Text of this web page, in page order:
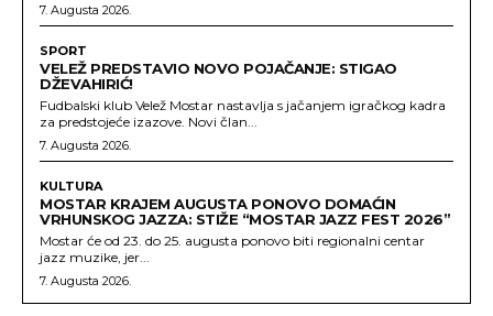
7. Augusta 2026.
SPORT
VELEŽ PREDSTAVIO NOVO POJAČANJE: STIGAO
DŽEVAHIRIĆ!
Fudbalski klub Velež Mostar nastavlja s jačanjem igračkog kadra
za predstojeće izazove. Novi član...
7. Augusta 2026.
KULTURA
MOSTAR KRAJEM AUGUSTA PONOVO DOMAĆIN
VRHUNSKOG JAZZA: STIŽE “MOSTAR JAZZ FEST 2026”
Mostar će od 23. do 25. augusta ponovo biti regionalni centar
jazz muzike, jer...
7. Augusta 2026.